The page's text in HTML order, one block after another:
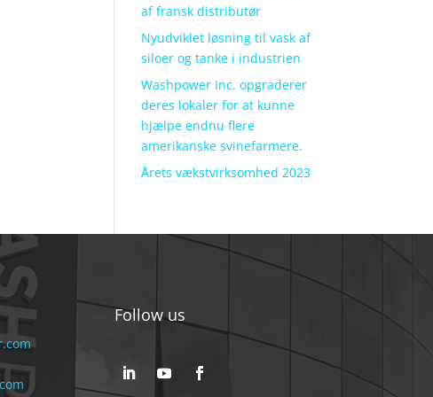
af fransk distributør
Nyudviklet løsning til vask af
siloer og tanke i industrien
Washpower Inc. opgraderer
deres lokaler for at kunne
hjælpe endnu flere
amerikanske svinefarmere.
Årets vækstvirksomhed 2023
Follow us